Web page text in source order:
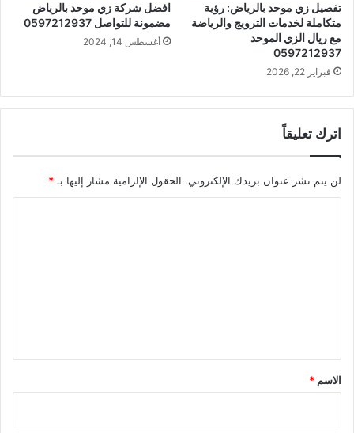
تفصيل زي موحد بالرياض: رؤية
متكاملة لخدمات الترويج والرياضة
مع ريال الزي الموحد
0597212937
فبراير 22, 2026
افضل شركة زي موحد بالرياض
مضمونة للتواصل 0597212937
أغسطس 14, 2024
اترك تعليقاً
لن يتم نشر عنوان بريدك الإلكتروني. الحقول الإلزامية مشار إليها بـ*
*
الاسم *